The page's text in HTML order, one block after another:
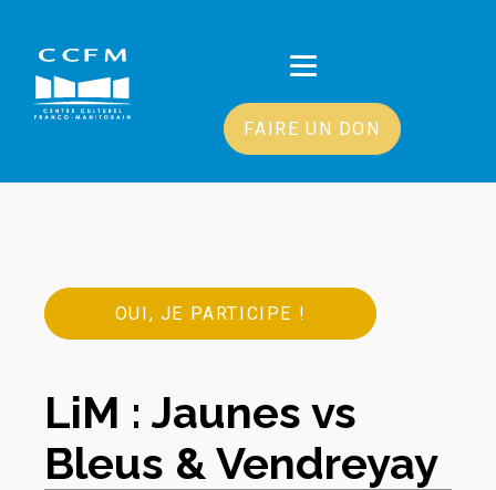
FAIRE UN DON
OUI, JE PARTICIPE !
LiM : Jaunes vs
Bleus & Vendreyay